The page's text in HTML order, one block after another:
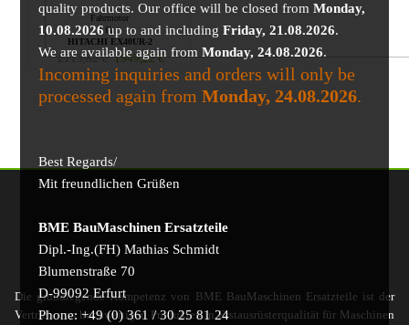
quality products. Our office will be closed fromMonday,
10.08.2026up to and includingFriday, 21.08.2026.
We are available again fromMonday, 24.08.2026.
Incoming inquiries and orders will only be
processed again fromMonday, 24.08.2026.
Best Regards/
Mit freundlichen Grüßen
BME BauMaschinen Ersatzteile
Dipl.-Ing.(FH) Mathias Schmidt
Blumenstraße 70
D-99092 Erfurt
Phone: +49 (0) 361 / 30 25 81 24
Fahrmotor
für
HITACHI EX40UR-2
2115,82€ 1949,22€
Die grundlegende Kompetenz von BME BauMaschinen Ersatzteile ist der
Vertrieb von hochwertigen Produkten in Erstausrüsterqualität für Maschinen